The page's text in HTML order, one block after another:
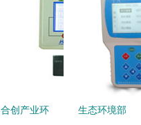
合创产业环
生态环境部